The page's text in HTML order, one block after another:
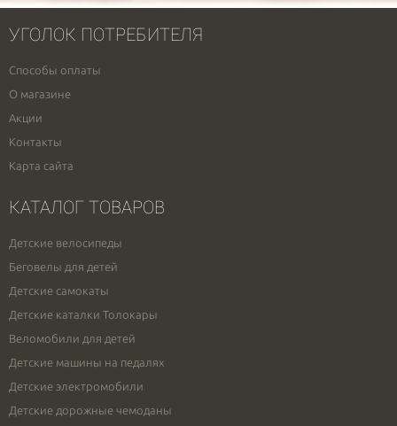
УГОЛОК ПОТРЕБИТЕЛЯ
Способы оплаты
О магазине
Акции
Контакты
Карта сайта
КАТАЛОГ ТОВАРОВ
Детские велосипеды
Беговелы для детей
Детские самокаты
Детские каталки Толокары
Веломобили для детей
Детские машины на педалях
Детские электромобили
Детские дорожные чемоданы